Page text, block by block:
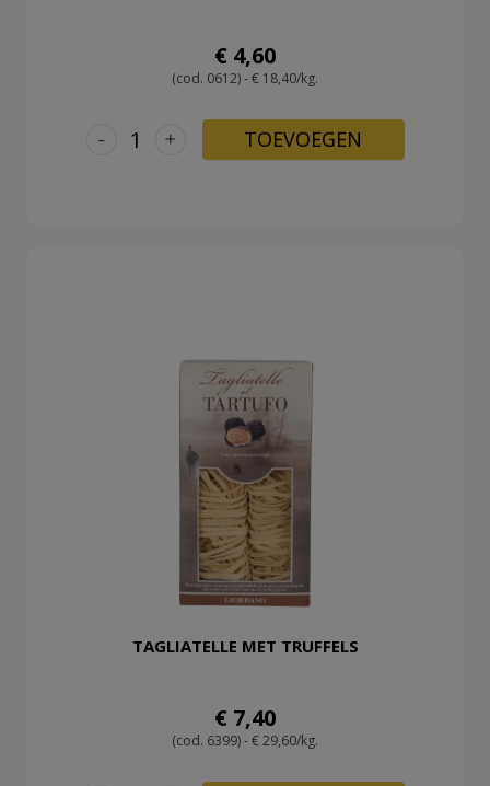
€ 4,60
(cod. 0612) - € 18,40/kg.
+
- TOEVOEGEN
TAGLIATELLE MET TRUFFELS
€ 7,40
(cod. 6399) - € 29,60/kg.